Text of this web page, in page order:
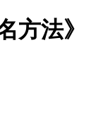
方法》